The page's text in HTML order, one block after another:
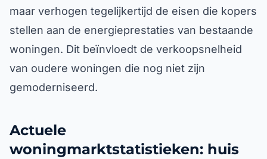
maar verhogen tegelijkertijd de eisen die kopers
stellen aan de energieprestaties van bestaande
woningen. Dit beïnvloedt de verkoopsnelheid
van oudere woningen die nog niet zijn
gemoderniseerd.
Actuele
woningmarktstatistieken: huis